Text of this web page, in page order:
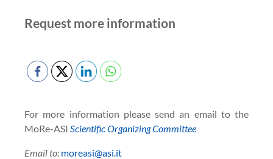
Request more information
For more information please send an email to the
MoRe-ASI Scientific Organizing Committee
Email to: moreasi@asi.it